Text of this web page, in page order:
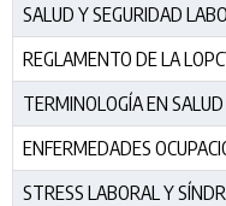
SALUD Y SEGURIDAD
REGLAMENTO DE LA
TERMINOLOGÍA EN
ENFERMEDADES
STRESS LABORAL Y